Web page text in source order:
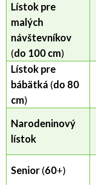
Lístok pre
malých
návštevníkov
(do 100 cm)
Lístok pre
bábätká (do 80
cm)
Narodeninový
lístok
Senior (60+)